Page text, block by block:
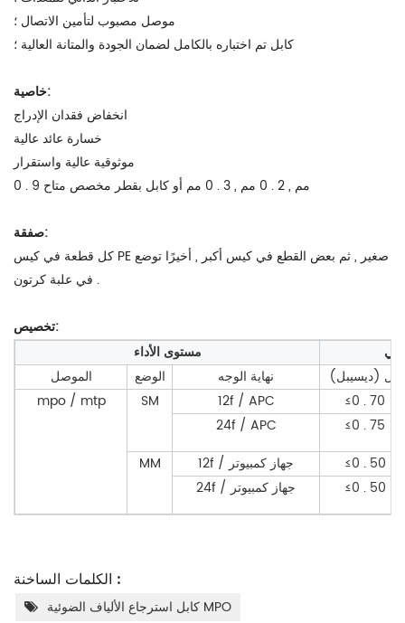
موصل مصبوب لتأمين الاتصال ؛
كابل تم اختباره بالكامل لضمان الجودة والمتانة العالية ؛
خاصية:
انخفاض فقدان الإدراج
خسارة عائد عالية
موثوقية عالية واستقرار
0 . 9 مم , 2 . 0 مم , 3 . 0 مم أو كابل بقطر مخصص متاح
صفقة:
كل قطعة في كيس PE صغير , ثم بعض القطع في كيس أكبر , أخيرًا توضع
في علبة كرتون .
تخصيص:
مستوى الأداء
الموصل
الوضع نهاية الوجه
إيل (ديسيبل)
mpo / mtp
SM 12f / APC
≤0 . 70
24f / APC
≤0 . 75
MM
12f / جهاز كمبيوتر
≤0 . 50
24f / جهاز كمبيوتر
≤0 . 50
الكلمات الساخنة :
كابل استرجاع الألياف الضوئية MPO